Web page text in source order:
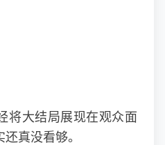
将大结局展现在观众面
真没看够。